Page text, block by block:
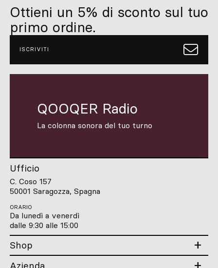
Ottieni un 5% di sconto sul tuo
primo ordine.
ISCRIVITI
QOOQER Radio
La colonna sonora del tuo turno
Ufficio
C. Coso 157
50001 Saragozza, Spagna
ORARIO
Da lunedì a venerdì
dalle 9:30 alle 15:00
Shop
Azienda